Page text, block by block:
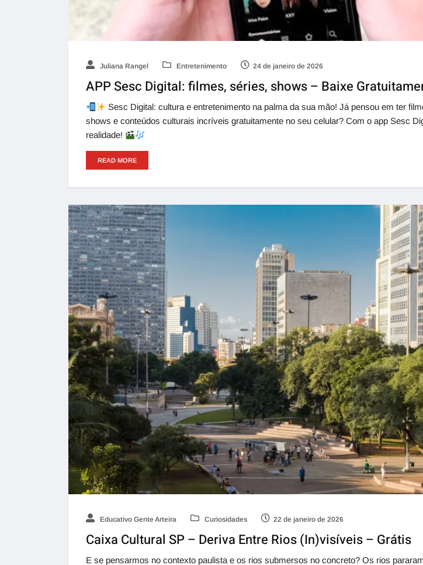
Juliana Rangel Entretenimento 24 de janeiro de 2026
APP Sesc Digital: filmes, séries, shows – Baixe
Sesc Digital: cultura e entretenimento na palma da sua mão! Já pensou em ter
shows e conteúdos culturais incríveis gratuitamente no seu celular? Com o app Sesc
realidade!
READ MORE
Educativo Gente Arteira Curiosidades 22 de janeiro de 2026
Caixa Cultural SP – Deriva Entre Rios (In)visíveis – Grátis
E se pensarmos no contexto paulista e os rios submersos no concreto? Os rios